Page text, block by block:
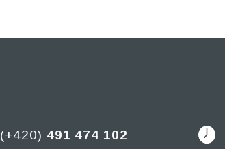
(+420) 491 474 102